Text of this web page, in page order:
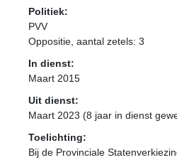
Politiek:
PVV
Oppositie , aantal zetels: 3
In dienst:
Maart 2015
Uit dienst:
Maart 2023 (8 jaar in dienst
Toelichting:
Bij de Provinciale